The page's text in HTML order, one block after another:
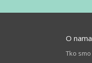
O nama
Tko smo